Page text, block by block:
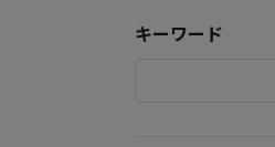
キーワード